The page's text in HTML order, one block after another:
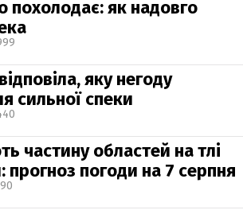
похолодає: як надовго
яку негоду
сильної спеки
частину областей на тлі
прогноз погоди на 7 серпня